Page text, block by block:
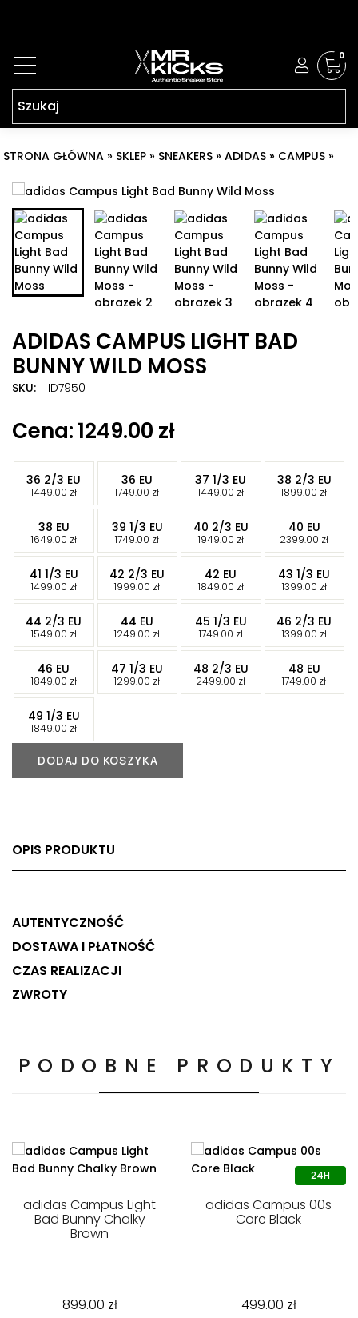
0
STRONA GŁÓWNA » SKLEP » SNEAKERS »ADIDAS » CAMPUS »
ADIDAS CAMPUS LIGHT BAD
BUNNY WILD MOSS
1249.00 zł
-
36 2/3 EU
-
1449.00 zł
-
36 EU
-
1749.00 zł
-
37 1/3 EU
-
1449.00 zł
-
38 2/3 EU
-
1899.00 zł
-
38 EU
-
1649.00 zł
-
39 1/3 EU
-
1749.00 zł
-
40 2/3 EU
-
1949.00 zł
-
40 EU
-
2399.00 zł
-
41 1/3 EU
-
1499.00 zł
-
42 2/3 EU
-
1999.00 zł
-
42 EU
-
1849.00 zł
-
43 1/3 EU
-
1399.00 zł
-
44 2/3 EU
-
1549.00 zł
-
44 EU
-
1249.00 zł
-
45 1/3 EU
-
1749.00 zł
-
46 2/3 EU
-
1399.00 zł
-
46 EU
-
1849.00 zł
-
47 1/3 EU
-
1299.00 zł
-
48 2/3 EU
-
2499.00 zł
-
48 EU
-
1749.00 zł
-
49 1/3 EU
-
1849.00 zł
DODAJ DO KOSZYKA
SKU: ID7950
OPIS PRODUKTU
AUTENTYCZNOŚĆ
DOSTAWA I PŁATNOŚĆ
CZAS REALIZACJI
ZWROTY
PODOBNE PRODUKTY
adidas Campus Light
Bad Bunny Chalky
Brown
899.00 zł
adidas Campus 00s
Core Black
499.00 zł